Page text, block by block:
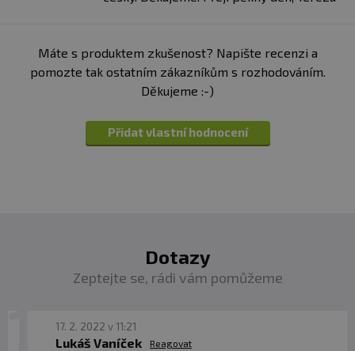
Máte s produktem zkušenost? Napište recenzi a
pomozte tak ostatním zákazníkům s rozhodováním.
Děkujeme :-)
Přidat vlastní hodnocení
Dotazy
Zeptejte se, rádi vám pomůžeme
17. 2. 2022 v 11:21
Lukáš Vaníček Reagovat